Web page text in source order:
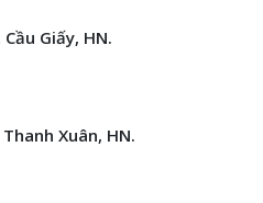
Giấy, HN.
Xuân, HN.